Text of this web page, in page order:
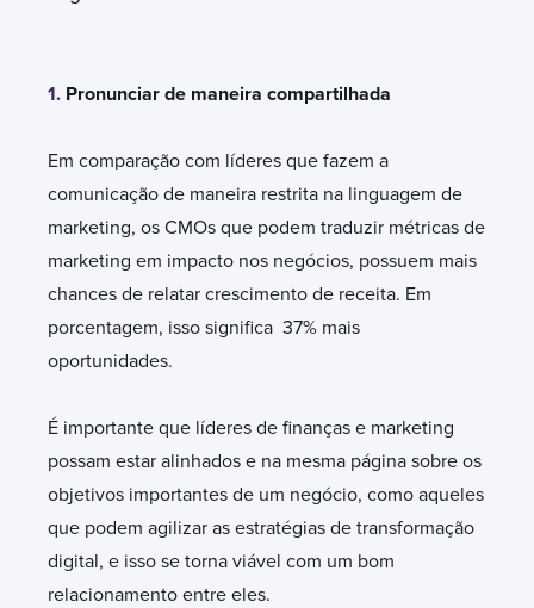
1. Pronunciar de maneira compartilhada
Em comparação com líderes que fazem a
comunicação de maneira restrita na linguagem de
marketing, os CMOs que podem traduzir métricas de
marketing em impacto nos negócios, possuem mais
chances de relatar crescimento de receita. Em
porcentagem, isso significa 37% mais
oportunidades.
É importante que líderes de finanças e marketing
possam estar alinhados e na mesma página sobre os
objetivos importantes de um negócio, como aqueles
que podem agilizar as estratégias de transformação
digital, e isso se torna viável com um bom
relacionamento entre eles.